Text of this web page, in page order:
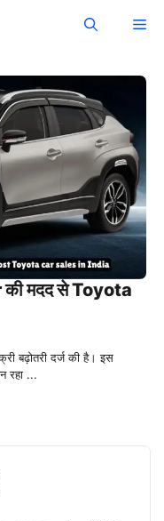
मदद से Toyota
बढ़ोतरी दर्ज की है। इस
रहा ...